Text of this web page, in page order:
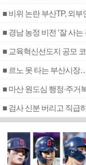
■ 비위 논란 부산TP, 외부
■ 경남 농정 비전 ‘잘 사
■ 교육혁신선도지 공모
■ 르노 못 타는 부산시장
■ 마산 원도심 행정·주거